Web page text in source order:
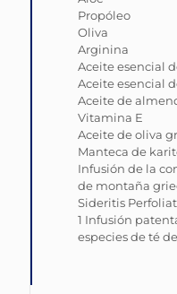
Propóleo
Oliva
Arginina
Aceite esencial
Aceite esencial
Aceite de
Vitamina E
Aceite de oliva
Manteca de
Infusión de la
de montaña
Sideritis
1 Infusión
especies de té